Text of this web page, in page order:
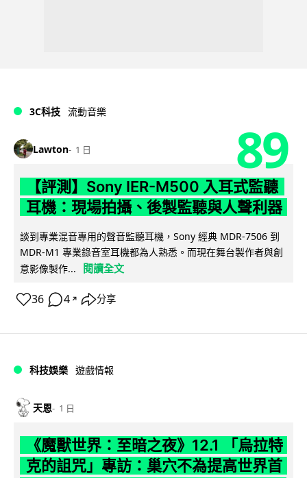
3C科技 流動音樂
Lawton 1 日 89
【評測】Sony IER-M500 入耳式監聽
耳機：現場拍攝、後製監聽與人聲利器
談到專業混音專用的聲音監聽耳機，Sony 經典 MDR-7506 到
MDR-M1 專業錄音室耳機都為人熟悉。而現在舞台製作者與創
意影像製作...
閱讀全文
36 4 ↗ 分享
科技娛樂 遊戲情報
天恩 1 日
《魔獸世界：至暗之夜》12.1 「烏拉特
克的詛咒」專訪：巢穴不為提高世界首